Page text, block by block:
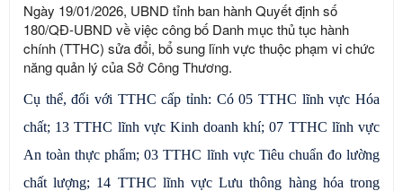
Ngày 19/01/2026, UBND tỉnh ban hành Quyết định số
180/QĐ-UBND về việc công bố Danh mục thủ tục hành
chính (TTHC) sửa đổi, bổ sung lĩnh vực thuộc phạm vi chức
năng quản lý của Sở Công Thương.
Cụ thể, đối với TTHC cấp tỉnh: Có 05 TTHC lĩnh vực Hóa
chất; 13 TTHC lĩnh vực Kinh doanh khí; 07 TTHC lĩnh vực
An toàn thực phẩm; 03 TTHC lĩnh vực Tiêu chuẩn đo lường
chất lượng; 14 TTHC lĩnh vực Lưu thông hàng hóa trong